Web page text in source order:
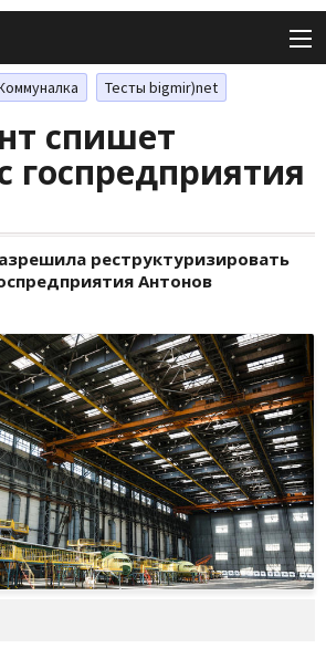
Тесты bigmir)net
спишет
реструктуризировать
Антонов